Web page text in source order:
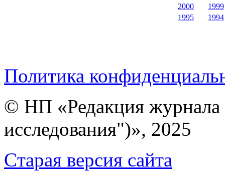
2000
1999
1995
1994
Политика
© НП «Редакция
исследования")», 2025
Cтарая версия сайта